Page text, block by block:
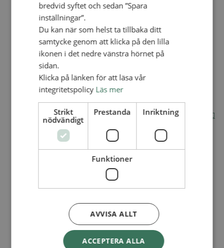
Nationella avdelningen
Nationella arbetsområden
Våra pionjära satsningar
Engagera dig nationellt
Ekumeniska året 2025
Internationellt
Internationella avdelningen
Utsända och arbeten
Missionsinspiratörens verktygslåda
Entreprenörskap, företagande och Guds rike
Kontakt
Kalender
Lediga tjänster
SAU
UTBILDNING
UTBILDNINGAR
Akademi för Ledarskap och Teologi
Mullsjö folkhögskola
Apg29
bredvid syftet och sedan ”Spara
inställningar”.
Du kan när som helst ta tillbaka ditt
samtycke genom att klicka på den lilla
ikonen i det nedre vänstra hörnet på
sidan.
Klicka på länken för att läsa vår
integritetspolicy Läs mer
Strikt
nödvändigt
Prestanda Inriktning
Funktioner
ACCEPTERA ALLA
AVVISA ALLT